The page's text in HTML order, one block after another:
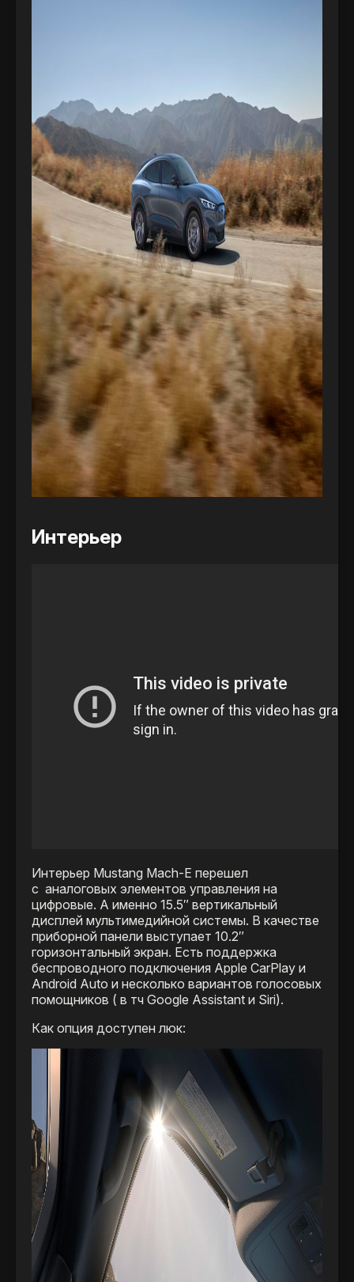
Интерьер
Интерьер Mustang Mach-E перешел
с аналоговых элементов управления на
цифровые. А именно 15.5″ вертикальный
дисплей мультимедийной системы. В качестве
приборной панели выступает 10.2″
горизонтальный экран. Есть поддержка
беспроводного подключения Apple CarPlay и
Android Auto и несколько вариантов голосовых
помощников ( в тч Google Assistant и Siri).
Как опция доступен люк: